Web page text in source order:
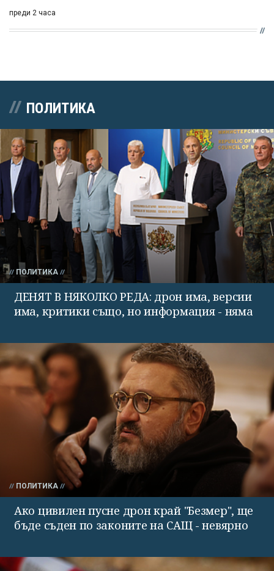
преди 2 часа
ПОЛИТИКА
ПОЛИТИКА
ДЕНЯТ В НЯКОЛКО РЕДА: дрон има, версии
има, критики също, но информация - няма
ПОЛИТИКА
Ако цивилен пусне дрон край "Безмер", ще
бъде съден по законите на САЩ - невярно